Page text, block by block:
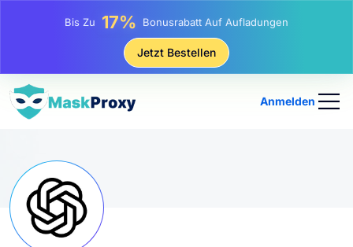
Bis Zu 25% Rabatt Auf Statische IP-Käufe
81% Rabatt Auf Rotierende IP Einkäufe
Jetzt Bestellen
Anmelden